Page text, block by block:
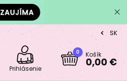
CZ
SK
Prihlásenie
0 Košík
0,00 €